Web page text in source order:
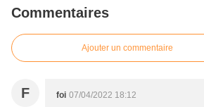
Commentaires
Ajouter un commentaire
F foi 07/04/2022 18:12